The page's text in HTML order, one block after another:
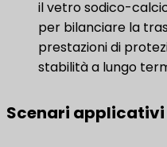
il vetro sodico-
per bilanciare la
prestazioni di
stabilità a lungo
Scenari applicativi